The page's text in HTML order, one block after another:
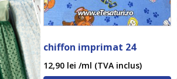
chiffon imprimat 24
12,90 lei /ml (TVA inclus)